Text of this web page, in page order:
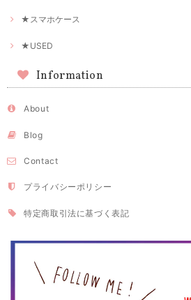
★スマホケース
★USED
Information
About
Blog
Contact
プライバシーポリシー
特定商取引法に基づく表記